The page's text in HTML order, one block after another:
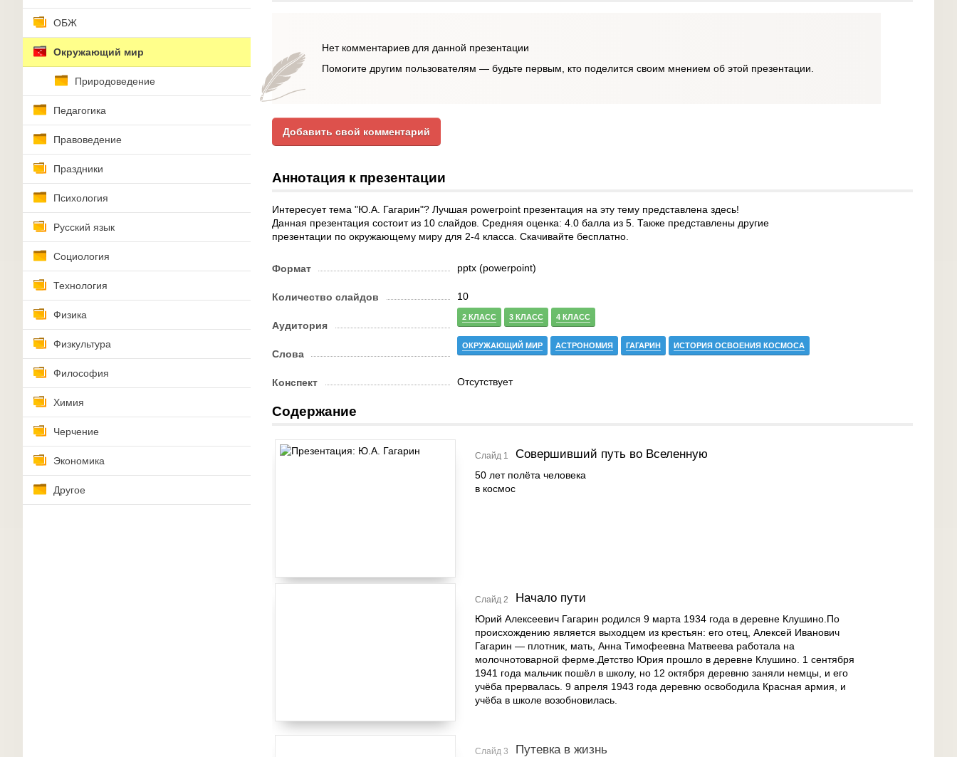
ОБЖ
Окружающий мир
Природоведение
Педагогика
Правоведение
Праздники
Психология
Русский язык
Социология
Технология
Физика
Физкультура
Философия
Химия
Черчение
Экономика
Другое
Нет комментариев для данной презентации
Помогите другим пользователям — будьте первым, кто поделится своим мнением об этой презентации.
Добавить свой комментарий
Аннотация к презентации
Интересует тема "Ю.А. Гагарин"? Лучшая powerpoint презентация на эту тему представлена здесь!
Данная презентация состоит из 10 слайдов. Средняя оценка: 4.0 балла из 5. Также представлены другие
презентации по окружающему миру для 2-4 класса. Скачивайте бесплатно.
Формат pptx (powerpoint)
Количество слайдов 10
Аудитория
2 КЛАСС 3 КЛАСС 4 КЛАСС
Слова
ОКРУЖАЮЩИЙ МИР АСТРОНОМИЯ ГАГАРИН ИСТОРИЯ ОСВОЕНИЯ КОСМОСА
Конспект Отсутствует
Содержание
Слайд 1 Совершивший путь во Вселенную
50 лет полёта человека
в космос
Слайд 2 Начало пути
Юрий Алексеевич Гагарин родился 9 марта 1934 года в деревне Клушино.По
происхождению является выходцем из крестьян: его отец, Алексей Иванович
Гагарин — плотник, мать, Анна Тимофеевна Матвеева работала на
молочнотоварной ферме.Детство Юрия прошло в деревне Клушино. 1 сентября
1941 года мальчик пошёл в школу, но 12 октября деревню заняли немцы, и его
учёба прервалась. 9 апреля 1943 года деревню освободила Красная армия, и
учёба в школе возобновилась.
Слайд 3 Путевка в жизнь